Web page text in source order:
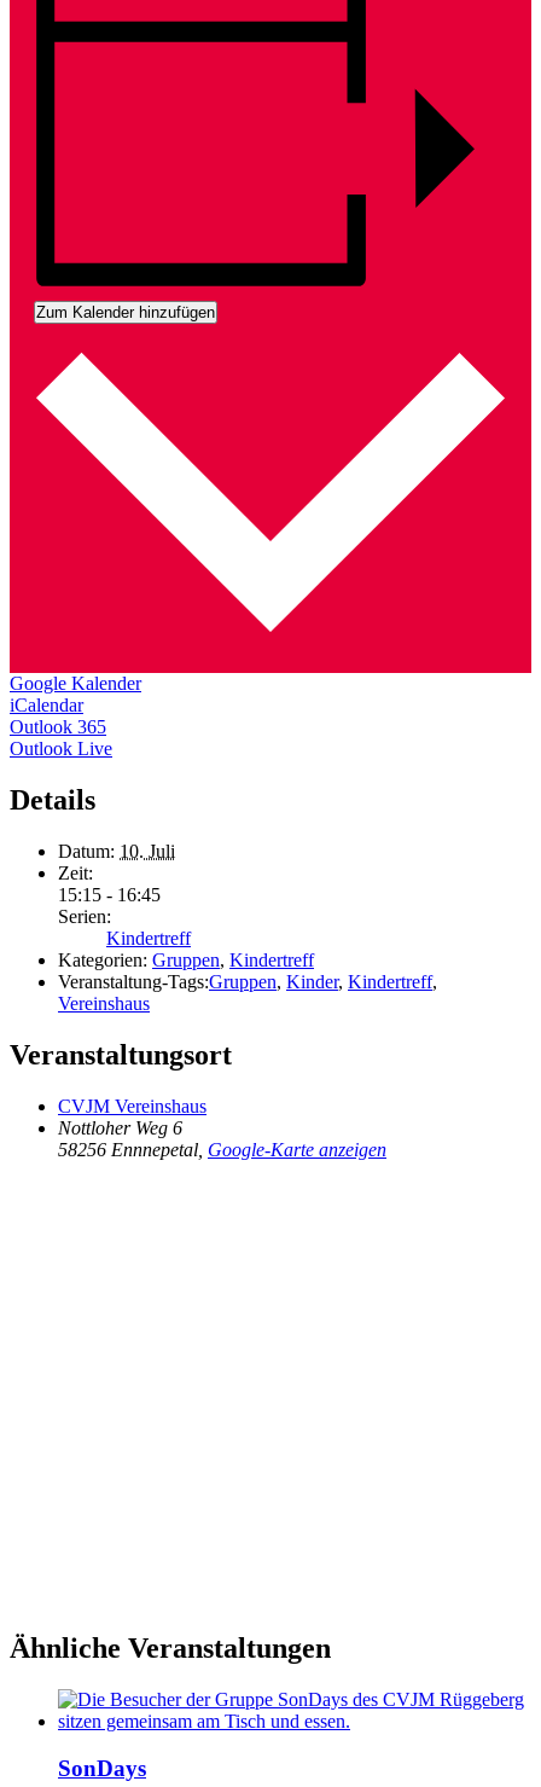
Zum Kalender hinzufügen
Google Kalender
iCalendar
Outlook 365
Outlook Live
Details
Datum: 10. Juli
Zeit:
15:15 - 16:45
Serien:
Kindertreff
Kategorien: Gruppen, Kindertreff
Veranstaltung-Tags:Gruppen, Kinder, Kindertreff,
Vereinshaus
Veranstaltungsort
CVJM Vereinshaus
Nottloher Weg 6
58256 Ennnepetal Google-Karte anzeigen
Ähnliche Veranstaltungen
SonDays